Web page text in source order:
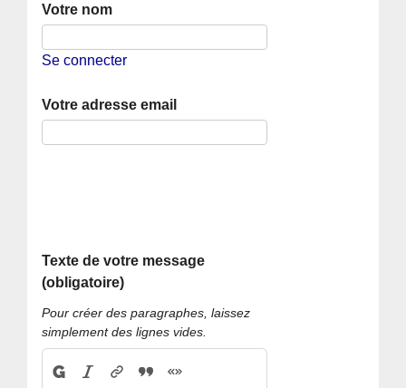
Votre nom
Se connecter
Votre adresse email
Texte de votre message
(obligatoire)
Pour créer des paragraphes, laissez
simplement des lignes vides.